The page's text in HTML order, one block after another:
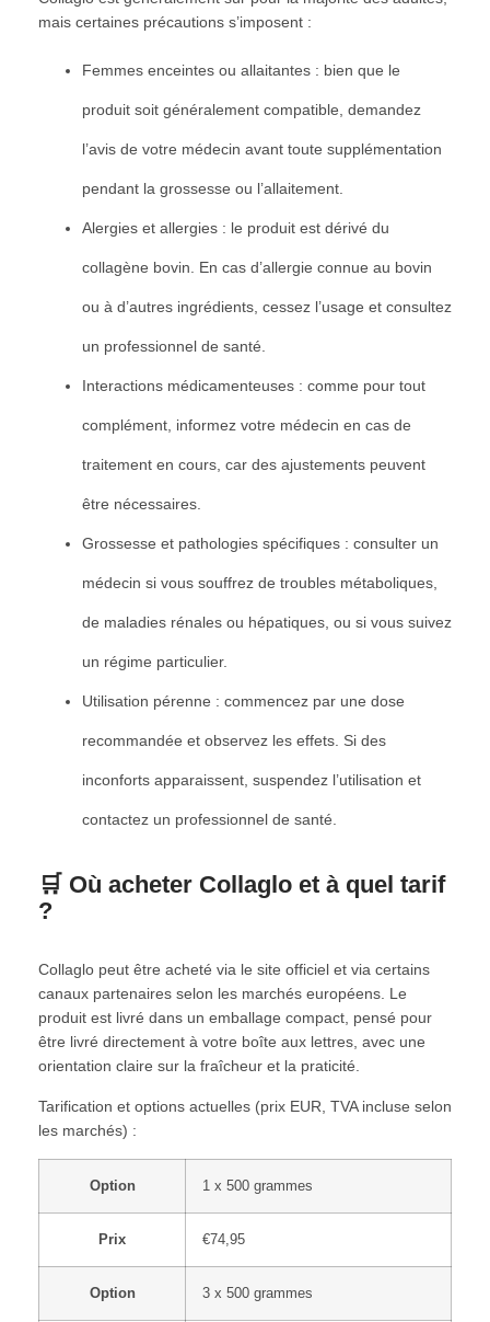
mais certaines précautions s’imposent :
Femmes enceintes ou allaitantes : bien que le
produit soit généralement compatible, demandez
l’avis de votre médecin avant toute supplémentation
pendant la grossesse ou l’allaitement.
Alergies et allergies : le produit est dérivé du
collagène bovin. En cas d’allergie connue au bovin
ou à d’autres ingrédients, cessez l’usage et consultez
un professionnel de santé.
Interactions médicamenteuses : comme pour tout
complément, informez votre médecin en cas de
traitement en cours, car des ajustements peuvent
être nécessaires.
Grossesse et pathologies spécifiques : consulter un
médecin si vous souffrez de troubles métaboliques,
de maladies rénales ou hépatiques, ou si vous suivez
un régime particulier.
Utilisation pérenne : commencez par une dose
recommandée et observez les effets. Si des
inconforts apparaissent, suspendez l’utilisation et
contactez un professionnel de santé.
🛒 Où acheter Collaglo et à quel tarif
?
Collaglo peut être acheté via le site officiel et via certains
canaux partenaires selon les marchés européens. Le
produit est livré dans un emballage compact, pensé pour
être livré directement à votre boîte aux lettres, avec une
orientation claire sur la fraîcheur et la praticité.
Tarification et options actuelles (prix EUR, TVA incluse selon
les marchés) :
Option 1 x 500 grammes
Prix €74,95
Option 3 x 500 grammes